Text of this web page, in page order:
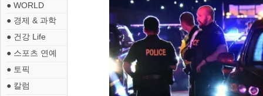
● WORLD
● 경제 & 과학
● 건강 Life
● 스포츠 연예
● 토픽
● 칼럼